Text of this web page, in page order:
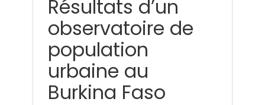
Résultats d’un
observatoire de
population
urbaine au
Burkina Faso